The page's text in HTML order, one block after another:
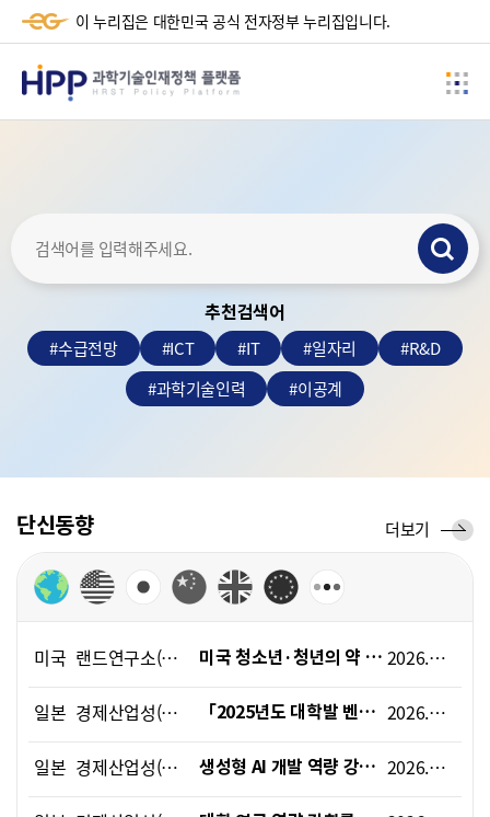
이 누리집은 대한민국 공식 전자정부 누리집입니다.
HPP
과
인
정
HRST
Policy
Platform
사
이
검
색
기
추천검색어
#수급전망 #ICT #IT #일자리 #R&D
#과학기술인력 #이공계
단신동향
미국 랜드연구소(RAND) 미국 청소년·청년의 약 20%가 정신건강 조언용 AI 챗봇을 이용 2026.06.01
일본 경제산업성(METI) 「2025년도 대학발 벤처 기업 실태 조사」 결과(속보) 발표 2026.06.12
일본 경제산업성(METI) 생성형 AI 개발 역량 강화 프로젝트 「GENIAC」에서, 신규 연구개발 과제 채택 2026.05.14
단
신
더보기